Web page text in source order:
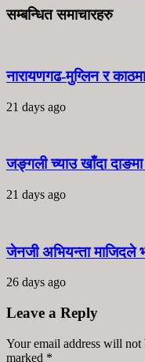
सम्बन्धित समाचारहरु
नारायणगढ-मुग्लिन र
21 days ago
जङ्गली च्याउ खाँदा
21 days ago
जेनजी अभियन्ता माजिदले
26 days ago
Leave a Reply
Your email address will
marked *